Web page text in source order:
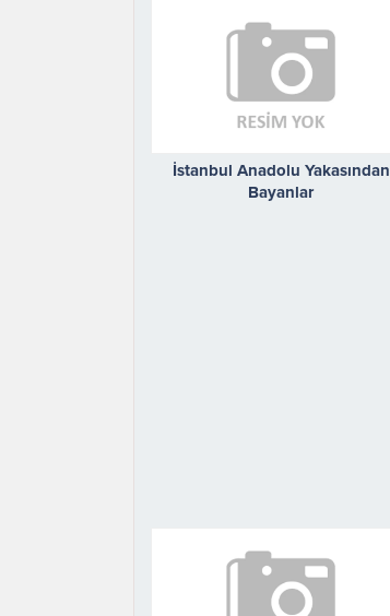
İstanbul Anadolu Yakasından
Bayanlar